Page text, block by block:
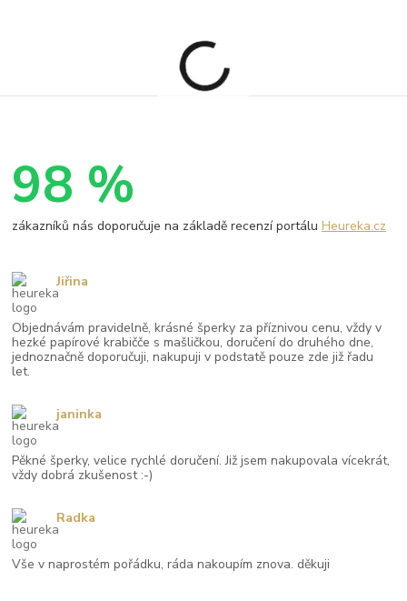
98 %
zákazníků nás doporučuje na základě recenzí portáluHeureka.cz
Objednávám pravidelně, krásné šperky za příznivou cenu, vždy v
hezké papírové krabičče s mašličkou, doručení do druhého dne,
jednoznačně doporučuji, nakupuji v podstatě pouze zde již řadu
let.
Jiřina
Pěkné šperky, velice rychlé doručení. Již jsem nakupovala vícekrát,
vždy dobrá zkušenost :-)
janinka
Vše v naprostém pořádku, ráda nakoupím znova. děkuji
Radka